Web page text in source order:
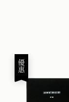
優惠